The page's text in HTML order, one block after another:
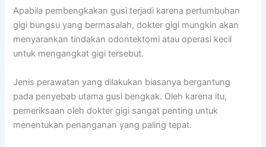
Apabila pembengkakan gusi terjadi karena pertumbuhan
gigi bungsu yang bermasalah, dokter gigi mungkin akan
menyarankan tindakan odontektomi atau operasi kecil
untuk mengangkat gigi tersebut.
Jenis perawatan yang dilakukan biasanya bergantung
pada penyebab utama gusi bengkak. Oleh karena itu,
pemeriksaan oleh dokter gigi sangat penting untuk
menentukan penanganan yang paling tepat.